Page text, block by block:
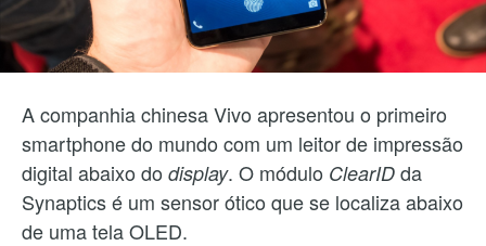
A companhia chinesa Vivo apresentou o primeiro
smartphone do mundo com um leitor de impressão
digital abaixo do display. O módulo ClearID da
Synaptics é um sensor ótico que se localiza abaixo
de uma tela OLED.